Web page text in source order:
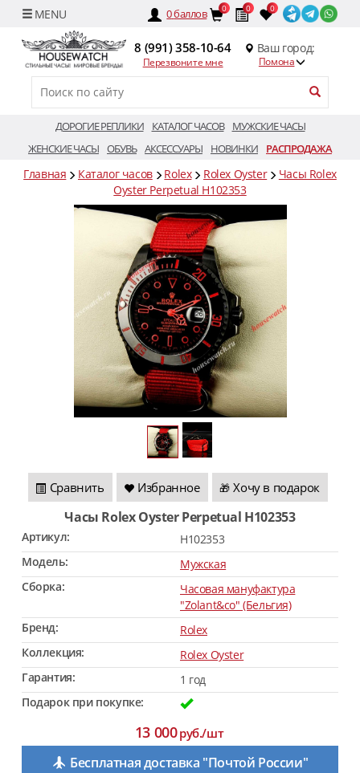
0баллов 0 0 0
8 (991) 358-10-64
Перезвоните мне
Ваш город:
Помона
ДОРОГИЕ РЕПЛИКИ КАТАЛОГ ЧАСОВ
МУЖСКИЕ ЧАСЫ
ЖЕНСКИЕ ЧАСЫ ОБУВЬ АКСЕССУАРЫ НОВИНКИ РАСПРОДАЖА
Главная Каталог часов Rolex Rolex Oyster
Часы Rolex
Oyster Perpetual H102353
Сравнить Избранное 🎁 Хочу в подарок
Часы Rolex Oyster Perpetual H102353
Артикул:
H102353
Модель:
Мужская
Сборка:
Часовая мануфактура
"Zolant&co" (Бельгия)
Бренд:
Rolex
Коллекция:
Rolex Oyster
Гарантия:
1 год
Подарок при покупке:
13 000руб./шт
Бесплатная доставка "Почтой России"